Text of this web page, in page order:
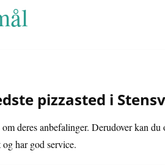
pizzasted i
deres anbefalinger. Derudover kan
har god service.